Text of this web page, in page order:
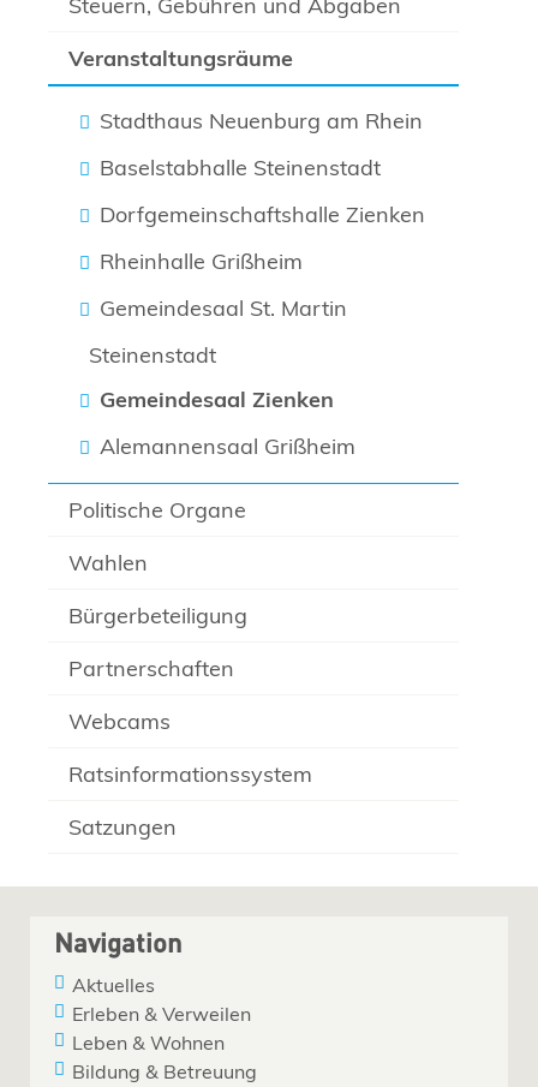
Steuern, Gebühren und Abgaben
Veranstaltungsräume
Stadthaus Neuenburg am Rhein
Baselstabhalle Steinenstadt
Dorfgemeinschaftshalle Zienken
Rheinhalle Grißheim
Gemeindesaal St. Martin
Steinenstadt
Gemeindesaal Zienken
Alemannensaal Grißheim
Politische Organe
Wahlen
Bürgerbeteiligung
Partnerschaften
Webcams
Ratsinformationssystem
Satzungen
Navigation
Aktuelles
Erleben & Verweilen
Leben & Wohnen
Bildung & Betreuung